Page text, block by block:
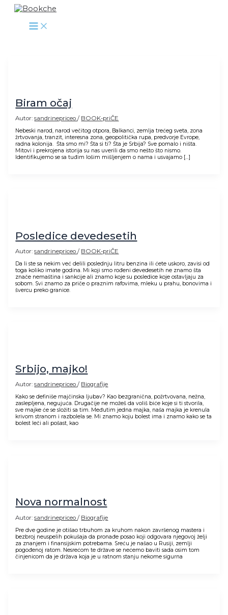
Pređi
Biram očaj
Autor:sandrinepriceo/ BOOK-priČE
Nebeski narod, narod večitog otpora, Balkanci, zemlja trećeg sveta, zona
žrtvovanja, tranzit, interesna zona, geopolitička rupa, predvorje Evrope,
radna kolonija. Šta smo mi? Šta si ti? Šta je Srbija? Sve pomalo i ništa.
Mitovi i prekrojena istorija su nas uverili da smo nešto što nismo.
Identifikujemo se sa tuđim lošim mišljenjem o nama i usvajamo […]
Posledice devedesetih
Autor:sandrinepriceo/ BOOK-priČE
Da li ste sa nekim već delili poslednju litru benzina ili ćete uskoro, zavisi od
toga koliko imate godina. Mi koji smo rođeni devedesetih ne znamo šta
znače nemaština i sankcije ali znamo koje su posledice koje ostavljaju za
sobom. Svi znamo za priče o praznim rafovima, mleku u prahu, bonovima i
švercu preko granice.
Srbijo, majko!
Autor:sandrinepriceo/ Biografije
Kako se definiše majčinska ljubav? Kao bezgranična, požrtvovana, nežna,
zaslepljena, negujuća. Drugačije ne možeš da voliš biće koje si ti stvorila,
sve majke će se složiti sa tim. Međutim jedna majka, naša majka je krenula
krivom stranom i razbolela se. Mi znamo koju bolest ima i znamo kako se ta
bolest leči ali pošast, kao
Nova normalnost
Autor:sandrinepriceo/ Biografije
Pre dve godine je otišao trbuhom za kruhom nakon završenog mastera i
bezbroj neuspelih pokušaja da pronađe posao koji odgovara njegovoj želji
za znanjem i finansijskim potrebama. Sreću je našao u Rusiji, zemlji
pogođenoj ratom. Nesrećom te države se nećemo baviti sada osim tom
činjenicom da je država koja je u ratnom stanju nekome sigurna